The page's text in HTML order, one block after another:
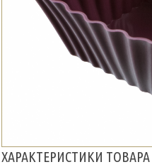
ХАРАКТЕРИСТИКИ ТОВАРА